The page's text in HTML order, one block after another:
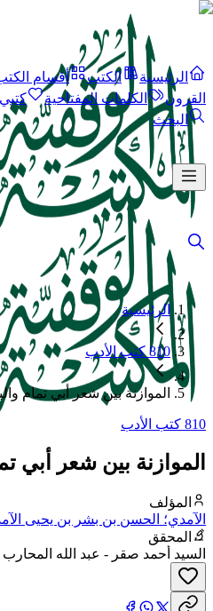
الرئيسية الكتب أقسام
القرون
الكلمات المفتاحية
البحث
الرئيسية
810 كتب الأدب
الموازنة بين شعر أبي تمام
810 كتب الأدب
الموازنة بين شعر أبي
المؤلف
الآمدي؛ الحسن بن بشر بن يحيى
المحقق
السيد أحمد صقر - عبد الله المحارب